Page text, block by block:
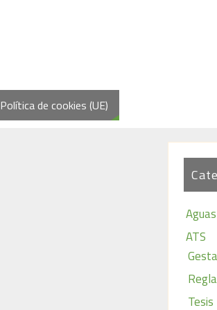
Política de cookies (UE)
ATS